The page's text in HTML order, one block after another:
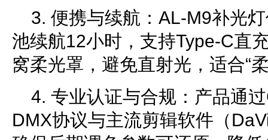
3. 便携与续航：AL-M9补光
池续航12小时，支持Type-C直
窝柔光罩，避免直射光，适合“
4. 专业认证与合规：产品通
DMX协议与主流剪辑软件（